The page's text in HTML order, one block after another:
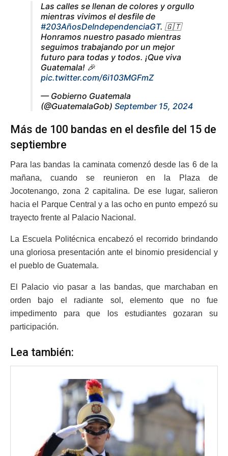
Las calles se llenan de colores y orgullo
mientras vivimos el desfile de
#203AñosDeIndependenciaGT. 🇬🇹
Honramos nuestro pasado mientras
seguimos trabajando por un mejor
futuro para todas y todos. ¡Que viva
Guatemala! 🎉
pic.twitter.com/6i103MGFmZ
— Gobierno Guatemala
(@GuatemalaGob) September 15, 2024
Más de 100 bandas en el desfile del 15 de
septiembre
Para las bandas la caminata comenzó desde las 6 de la
mañana, cuando se reunieron en la Plaza de
Jocotenango, zona 2 capitalina. De ese lugar, salieron
hacia el Parque Central y a las ocho en punto empezó su
trayecto frente al Palacio Nacional.
La Escuela Politécnica encabezó el recorrido brindando
una gloriosa presentación ante el binomio presidencial y
el pueblo de Guatemala.
El Palacio vio pasar a las bandas, que marchaban en
orden bajo el radiante sol, elemento que no fue
impedimento para que los estudiantes gozaran su
participación.
Lea también: